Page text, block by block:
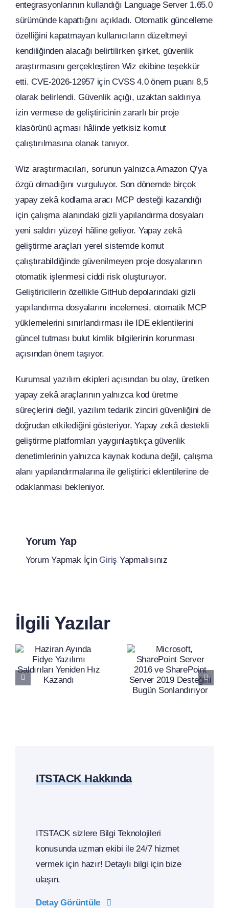
entegrasyonlarının kullandığı Language Server 1.65.0
sürümünde kapattığını açıkladı. Otomatik güncelleme
özelliğini kapatmayan kullanıcıların düzeltmeyi
kendiliğinden alacağı belirtilirken şirket, güvenlik
araştırmasını gerçekleştiren Wiz ekibine teşekkür
etti. CVE-2026-12957 için CVSS 4.0 önem puanı 8,5
olarak belirlendi. Güvenlik açığı, uzaktan saldırıya
izin vermese de geliştiricinin zararlı bir proje
klasörünü açması hâlinde yetkisiz komut
çalıştırılmasına olanak tanıyor.
Wiz araştırmacıları, sorunun yalnızca Amazon Q’ya
özgü olmadığını vurguluyor. Son dönemde birçok
yapay zekâ kodlama aracı MCP desteği kazandığı
için çalışma alanındaki gizli yapılandırma dosyaları
yeni saldırı yüzeyi hâline geliyor. Yapay zekâ
geliştirme araçları yerel sistemde komut
çalıştırabildiğinde güvenilmeyen proje dosyalarının
otomatik işlenmesi ciddi risk oluşturuyor.
Geliştiricilerin özellikle GitHub depolarındaki gizli
yapılandırma dosyalarını incelemesi, otomatik MCP
yüklemelerini sınırlandırması ile IDE eklentilerini
güncel tutması bulut kimlik bilgilerinin korunması
açısından önem taşıyor.
Kurumsal yazılım ekipleri açısından bu olay, üretken
yapay zekâ araçlarının yalnızca kod üretme
süreçlerini değil, yazılım tedarik zinciri güvenliğini de
doğrudan etkilediğini gösteriyor. Yapay zekâ destekli
geliştirme platformları yaygınlaştıkça güvenlik
denetimlerinin yalnızca kaynak koduna değil, çalışma
alanı yapılandırmalarına ile geliştirici eklentilerine de
odaklanması bekleniyor.
Yorum Yap
Yorum Yapmak İçin Giriş Yapmalısınız
İlgili Yazılar
Server
2016 ve
SharePoint
Sonlandırıyor
Yapay
Zekâ
Uyarısı:
ITSTACK Hakkında
ITSTACK sizlere Bilgi Teknolojileri
konusunda uzman ekibi ile 24/7 hizmet
vermek için hazır! Detaylı bilgi için bize
ulaşın.
Detay Görüntüle